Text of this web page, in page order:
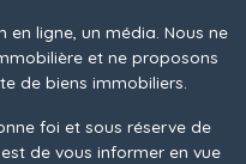
en ligne, un média. Nous ne
et ne proposons
de biens immobiliers.
foi et sous réserve de
de vous informer en vue